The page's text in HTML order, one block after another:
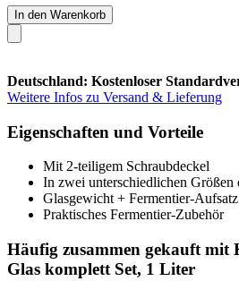
In den Warenkorb
Deutschland: Kostenloser
Weitere Infos zu Versand & Lieferung
Eigenschaften und Vorteile
Mit 2-teiligem Schraubdeckel
In zwei unterschiedlichen Größen
Glasgewicht + Fermentier-Aufsatz
Praktisches Fermentier-Zubehör
Häufig zusammen gekauft mit
Glas komplett Set, 1 Liter